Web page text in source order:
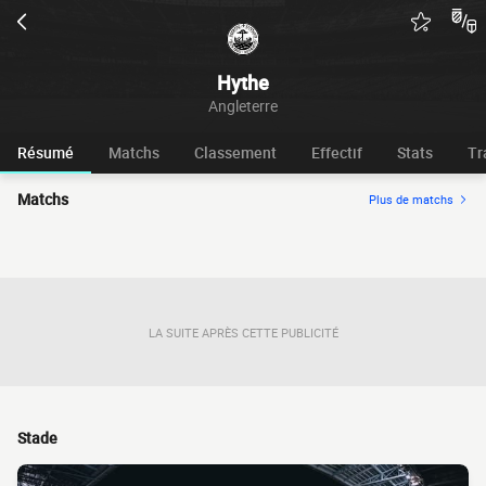
Hythe
Angleterre
Résumé Matchs Classement Effectif Stats
Matchs Plus de matchs
LA SUITE APRÈS CETTE PUBLICITÉ
Stade